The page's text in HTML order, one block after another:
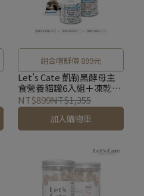
組合嚐鮮價 899元
Let's Cate 凱勒黑酵母主
食營養貓罐6入組＋凍乾1
入＋黑酵母1盒
NT$899NT$1,355
加入購物車